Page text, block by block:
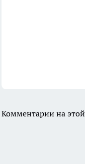
Комментарии на